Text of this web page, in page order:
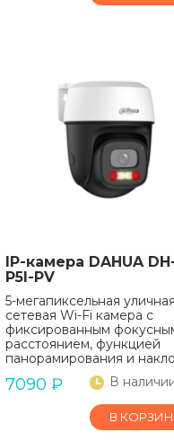
IP-камера DAHUA
P5I-PV
5-мегапиксельная уличная
сетевая Wi-Fi камера с
фиксированным
расстоянием, функцией
панорамирования и
7090 ₽ В
В